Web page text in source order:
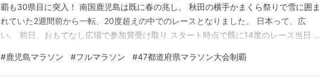
覇も30県目に突入！ 南国鹿児島は既に春の兆し。 秋田の横手かまくら祭りで雪に囲ま
れていた2週間前から一転、20度超えの中でのレースとなりました。 日本って、広
い。 前日、おもてなし広場で参加賞受け取り スタート時点で既に14度のレース当日 桜
おもてなし広場で参加賞受け取り 伊丹空港から飛行機に乗り、昼過ぎには鹿児島入
り。 桜島をさくっと観光した後（桜島観…
#鹿児島マラソン #フルマラソン #47都道府県マラソン大会制覇